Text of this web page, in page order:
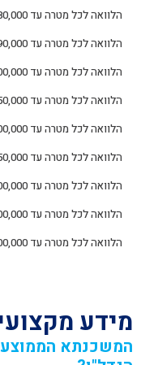
הלוואה לכל מטרה עד 80,000 ₪
הלוואה לכל מטרה עד 90,000 ₪
הלוואה לכל מטרה עד 100,000 ₪
הלוואה לכל מטרה עד 150,000 ₪
הלוואה לכל מטרה עד 200,000 ₪
הלוואה לכל מטרה עד 250,000 ₪
הלוואה לכל מטרה עד 300,000 ₪
הלוואה לכל מטרה עד 400,000 ₪
הלוואה לכל מטרה עד 500,000 ₪
מידע
המשכנתא